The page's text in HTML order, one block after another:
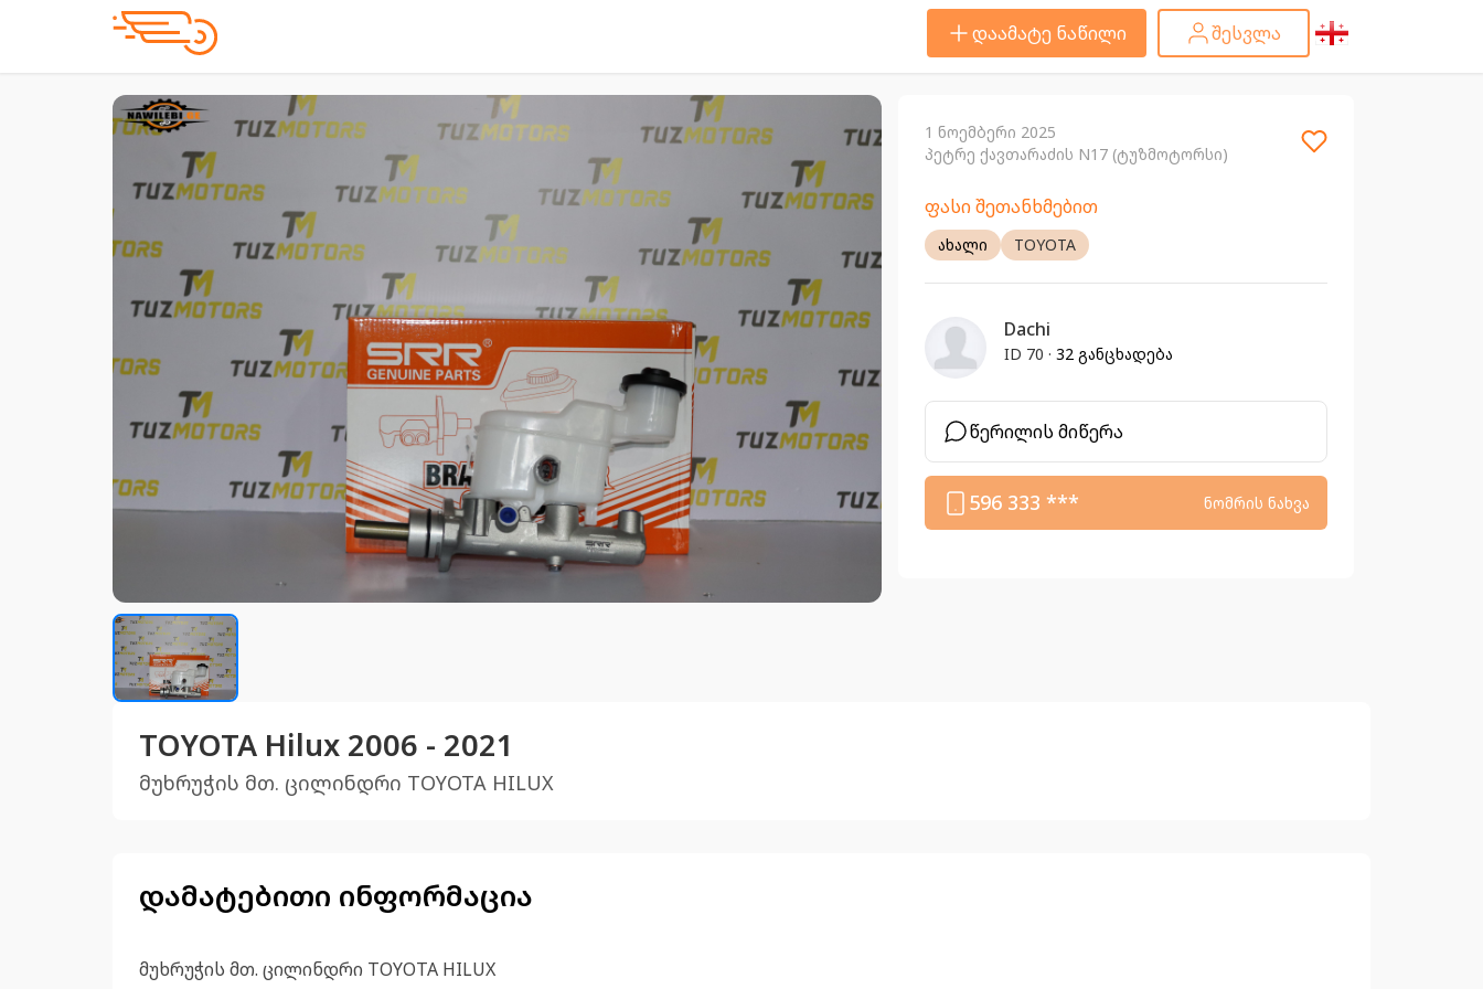
დაამატე ნაწილი შესვლა
1 ნოემბერი 2025
პეტრე ქავთარაძის N17 (ტუზმოტორსი)
ფასი შეთანხმებით
ახალი TOYOTA
Dachi
ID 70 · 32 განცხადება
წერილის მიწერა
596 333 *** ნომრის ნახვა
TOYOTA Hilux 2006 - 2021
მუხრუჭის მთ. ცილინდრი TOYOTA HILUX
დამატებითი ინფორმაცია
მუხრუჭის მთ. ცილინდრი TOYOTA HILUX